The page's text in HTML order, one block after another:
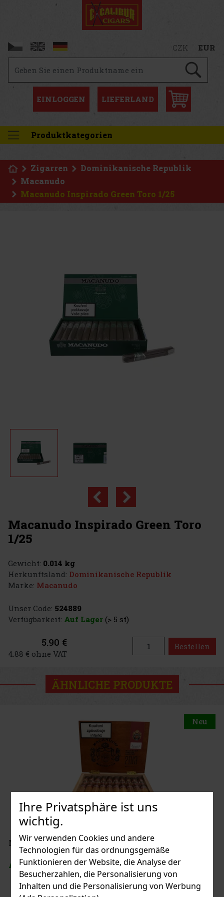
Ihre Privatsphäre ist uns
wichtig.
Wir verwenden Cookies und andere
Technologien für das ordnungsgemäße
Funktionieren der Website, die Analyse der
Besucherzahlen, die Personalisierung von
Inhalten und die Personalisierung von Werbung
CZK EUR
EINLOGGEN LIEFERLAND
Produktkategorien
Zigarren
Dominikanische Republik
Macanudo
Macanudo Inspirado Green Toro 1/25
Macanudo Inspirado Green Toro
1/25
Gewicht: 0.014 kg
Herkunftsland: Dominikanische Republik
Marke: Macanudo
Unser Code: 524889
Verfügbarkeit: Auf Lager (> 5 st)
5.90 €
4.88 € ohne VAT
Bestellen
ÄHNLICHE PRODUKTE
Neu
Macanudo Vintage 2013 Maduro Toro Grande 1/20
AUF LAGER(> 5 st)